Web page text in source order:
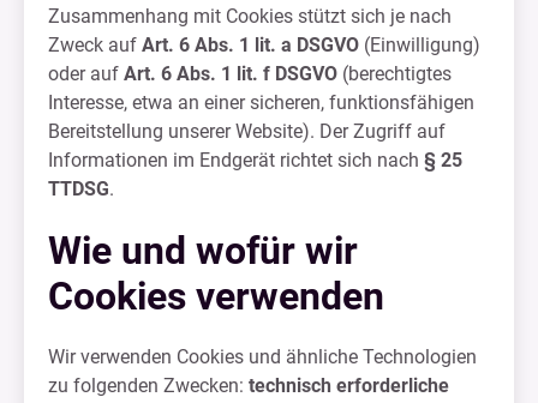
Zusammenhang mit Cookies stützt sich je nach
Zweck auf Art. 6 Abs. 1 lit. a DSGVO (Einwilligung)
oder auf Art. 6 Abs. 1 lit. f DSGVO (berechtigtes
Interesse, etwa an einer sicheren, funktionsfähigen
Bereitstellung unserer Website). Der Zugriff auf
Informationen im Endgerät richtet sich nach § 25
TTDSG.
Wie und wofür wir
Cookies verwenden
Wir verwenden Cookies und ähnliche Technologien
zu folgenden Zwecken: technisch erforderliche